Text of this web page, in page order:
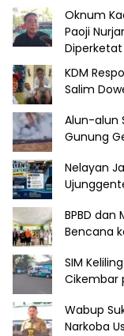
Oknum
Paoji
Diperketat
KDM
Salim
Alun-alun
Gunung
Nelayan
BPBD dan
Bencana
SIM
Cikembar
Wabup
Narkoba